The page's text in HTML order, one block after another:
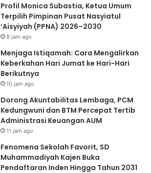
Profil Monica Subastia, Ketua Umum
Terpilih Pimpinan Pusat Nasyiatul
‘Aisyiyah (PPNA) 2026–2030
8 jam ago
Menjaga Istiqamah: Cara Mengalirkan
Keberkahan Hari Jumat ke Hari-Hari
Berikutnya
10 jam ago
Dorong Akuntabilitas Lembaga, PCM
Kedungwuni dan BTM Percepat Tertib
Administrasi Keuangan AUM
11 jam ago
Fenomena Sekolah Favorit, SD
Muhammadiyah Kajen Buka
Pendaftaran Inden Hingga Tahun 2031